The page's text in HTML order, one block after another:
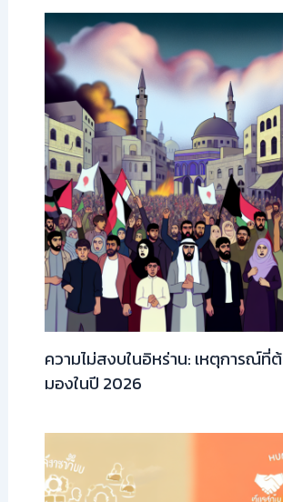
ความไม่สงบในอิหร่าน: เหตุการณ์ที่
มองในปี 2026